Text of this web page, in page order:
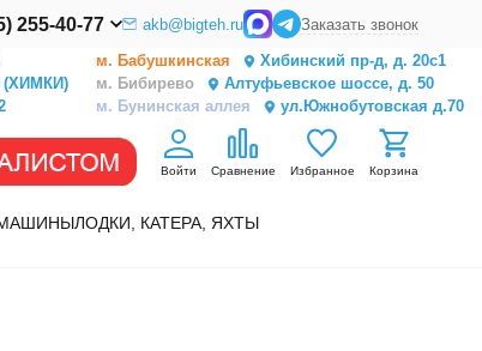
255-40-77 akb@bigteh.ru Заказать звонок
м. Бабушкинская
Хибинский пр-д, д. 20с1
(ХИМКИ) м. Бибирево
Алтуфьевское шоссе, д. 50
м. Бунинская аллея
ул.Южнобутовская д.70
Войти Сравнение Избранное Корзина
ЛОДКИ, КАТЕРА, ЯХТЫ